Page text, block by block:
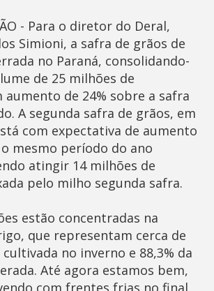
- Para o diretor do Deral,
Simioni, a safra de grãos de
no Paraná, consolidando-
de 25 milhões de
aumento de 24% sobre a safra
A segunda safra de grãos, em
com expectativa de aumento
mesmo período do ano
atingir 14 milhões de
pelo milho segunda safra.
estão concentradas na
que representam cerca de
cultivada no inverno e 88,3% da
Até agora estamos bem,
com frentes frias no final